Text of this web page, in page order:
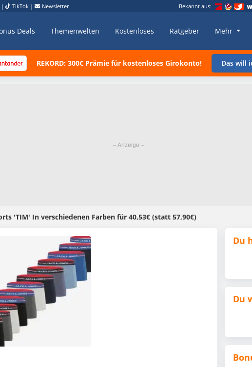
| TikTok | Newsletter Bekannt aus:
Deals Themenwelten Kostenloses Ratgeber Mehr
REKORD: 300€ Prämie für kostenloses Girokonto! Das will
'TIM' In verschiedenen Farben für 40,53€ (statt 57,90€)
Du
Du